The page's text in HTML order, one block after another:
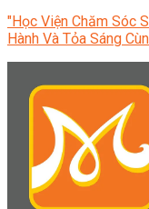
"Học Viện Chăm Sóc
Hành Và Tỏa Sáng